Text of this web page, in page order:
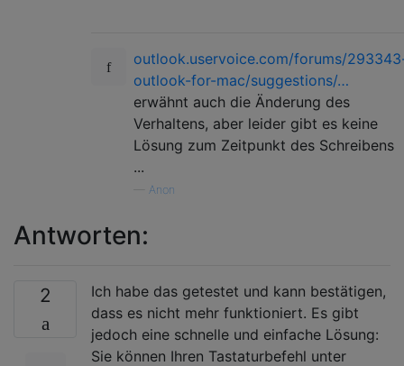
outlook.uservoice.com/forums/
outlook-for-mac/suggestions/…
erwähnt auch die Änderung des
Verhaltens, aber leider gibt es keine
Lösung zum Zeitpunkt des Schreibens
...
Anon
Antworten:
2
Ich habe das getestet und kann bestätigen,
dass es nicht mehr funktioniert. Es gibt
jedoch eine schnelle und einfache Lösung:
Sie können Ihren Tastaturbefehl unter